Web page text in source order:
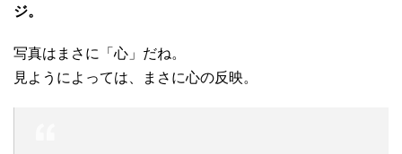
ジ。
写真はまさに「心」だね。
見ようによっては、まさに心の反映。